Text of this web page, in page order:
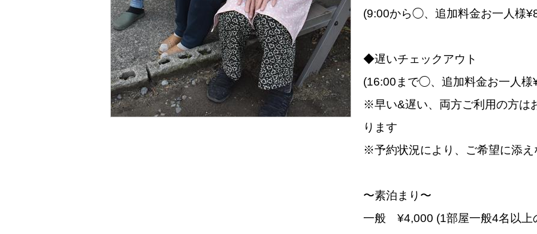
(9:00から◯、追加料金お一人様
◆遅いチェックアウト
(16:00まで◯、追加料金お一人様
※早い&遅い、両方ご利用の方は
ります
※予約状況により、ご希望に添え
〜素泊まり〜
一般 ¥4,000 (1部屋一般4名以上